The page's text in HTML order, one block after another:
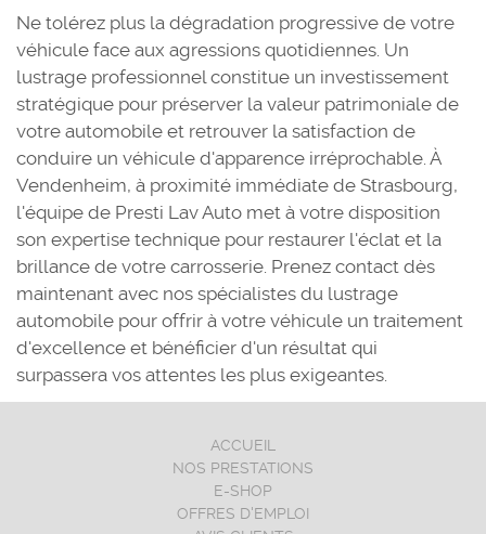
Ne tolérez plus la dégradation progressive de votre
véhicule face aux agressions quotidiennes. Un
lustrage professionnel constitue un investissement
stratégique pour préserver la valeur patrimoniale de
votre automobile et retrouver la satisfaction de
conduire un véhicule d'apparence irréprochable. À
Vendenheim, à proximité immédiate de Strasbourg,
l'équipe de Presti Lav Auto met à votre disposition
son expertise technique pour restaurer l'éclat et la
brillance de votre carrosserie. Prenez contact dès
maintenant avec nos spécialistes du lustrage
automobile pour offrir à votre véhicule un traitement
d'excellence et bénéficier d'un résultat qui
surpassera vos attentes les plus exigeantes.
ACCUEIL
NOS PRESTATIONS
E-SHOP
OFFRES D'EMPLOI